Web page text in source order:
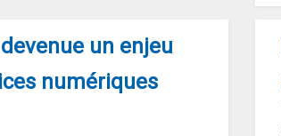
un enjeu
numériques